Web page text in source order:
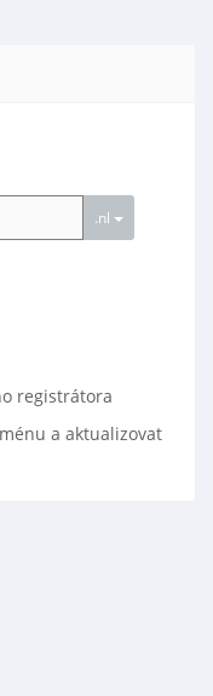
.nl
registrátora
a aktualizovat